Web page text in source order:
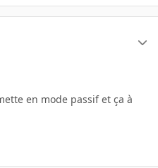
en mode passif et ça à